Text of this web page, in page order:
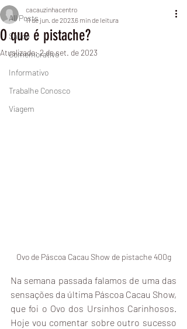
All Posts
Saúde
Comemorativo
Informativo
Trabalhe Conosco
Viagem
O que é pistache?
cacauzinhacentro
11 de jun. de 2023 6 min de leitura
Atualizado:2 de set. de 2023
Ovo de Páscoa Cacau Show de pistache 400g
Na semana passada falamos de uma das
sensações da última Páscoa Cacau Show,
que foi o Ovo dos Ursinhos Carinhosos.
Hoje vou comentar sobre outro sucesso